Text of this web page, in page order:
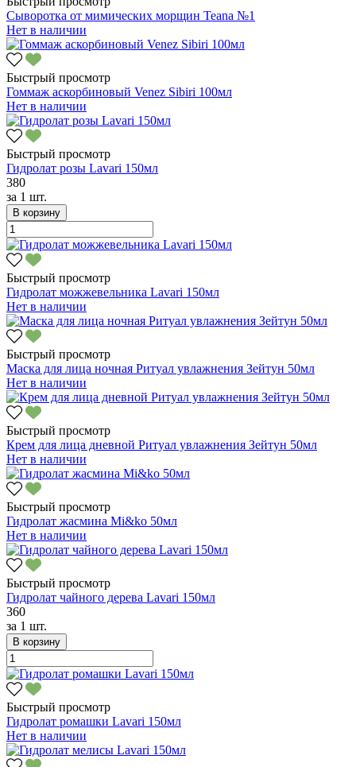
Сыворотка от мимических морщин Teana №1
Нет в наличии
Быстрый просмотр
Гоммаж аскорбиновый Venez Sibiri 100мл
Нет в наличии
Быстрый просмотр
Гидролат розы Lavari 150мл
380
за 1 шт.
В корзину
Быстрый просмотр
Гидролат можжевельника Lavari 150мл
Нет в наличии
Быстрый просмотр
Маска для лица ночная Ритуал увлажнения Зейтун 50мл
Нет в наличии
Быстрый просмотр
Крем для лица дневной Ритуал увлажнения Зейтун 50мл
Нет в наличии
Быстрый просмотр
Гидролат жасмина Mi&ko 50мл
Нет в наличии
Быстрый просмотр
Гидролат чайного дерева Lavari 150мл
360
за 1 шт.
В корзину
Быстрый просмотр
Гидролат ромашки Lavari 150мл
Нет в наличии